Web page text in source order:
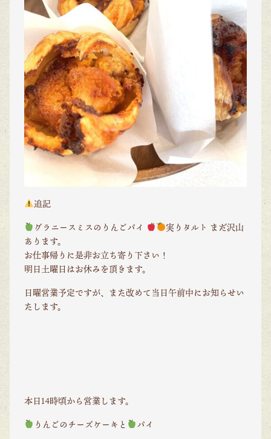
追記
グラニースミスのりんごパイ
実りタルト まだ沢山
あります。
お仕事帰りに是非お立ち寄り下さい！
明日土曜日はお休みを頂きます。
日曜営業予定ですが、また改めて当日午前中にお知らせい
たします。
本日14時頃から営業します。
りんごのチーズケーキと
パイ